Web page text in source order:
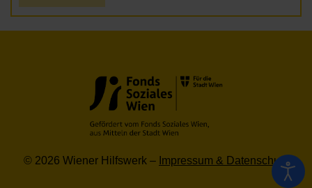
© 2026 Wiener Hilfswerk – Impressum & Datenschutz